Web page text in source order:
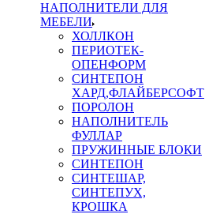
НАПОЛНИТЕЛИ ДЛЯ
МЕБЕЛИ
ХОЛЛКОН
ПЕРИОТЕК-
ОПЕНФОРМ
СИНТЕПОН
ХАРД,ФЛАЙБЕРСОФТ
ПОРОЛОН
НАПОЛНИТЕЛЬ
ФУЛЛАР
ПРУЖИННЫЕ БЛОКИ
СИНТЕПОН
СИНТЕШАР,
СИНТЕПУХ,
КРОШКА